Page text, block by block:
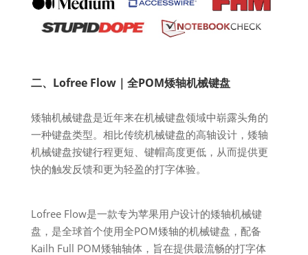
二、Lofree Flow｜全POM矮轴机械键盘
矮轴机械键盘是近年来在机械键盘领域中崭露头角的
一种键盘类型。相比传统机械键盘的高轴设计，矮轴
机械键盘按键行程更短、键帽高度更低，从而提供更
快的触发反馈和更为轻盈的打字体验。
Lofree Flow是一款专为苹果用户设计的矮轴机械键
盘，是全球首个使用全POM矮轴的机械键盘，配备
Kailh Full POM矮轴轴体，旨在提供最流畅的打字体